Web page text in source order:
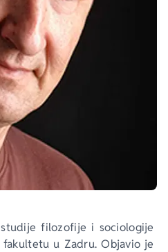
filozofije i sociologije
u Zadru. Objavio je